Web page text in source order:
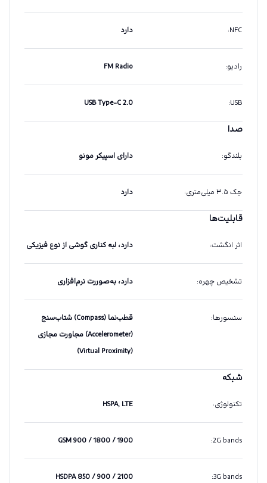
NFC
: دارد
رادیو:
FM Radio
USB
:
USB Type-C 2.0
صدا
بلندگو: دارای اسپیکر مونو
جک ۳.۵ میلی‌متری : دارد
قابلیت‌ها
اثر انگشت: دارد، لبه کناری گوشی از نوع فیزیکی
تشخیص چهره: دارد، به‌صوررت نرم‌افزاری
سنسورها:
قطب‌نما (Compass) شتاب‌سنج
(Accelerometer) مجاورت مجازی
(Virtual Proximity)
شبکه
تکنولوژی:
HSPA, LTE
2G bands
:
GSM 900 / 1800 / 1900
3G bands
:
HSDPA 850 / 900 / 2100